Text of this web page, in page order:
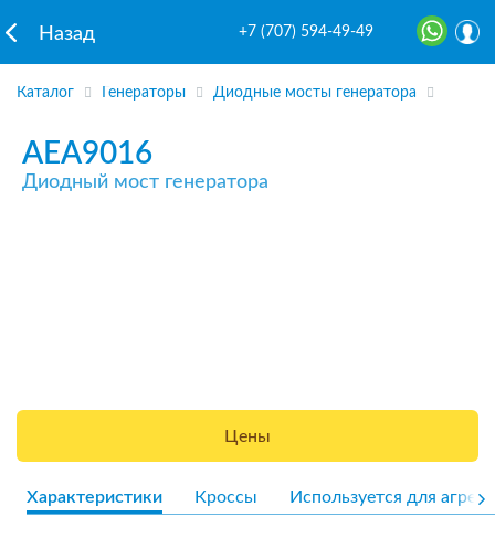
Назад +7 (707) 594-49-49
Каталог Генераторы Диодные мосты генератора
AEA9016
Диодный мост генератора
Цены
Характеристики Кроссы Используется для